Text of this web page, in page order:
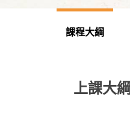
課程大綱
上課大綱